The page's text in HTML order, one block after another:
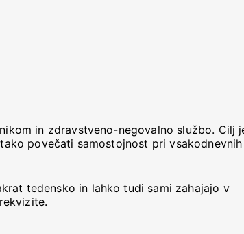
in zdravstveno-negovalno službo. Cilj
povečati samostojnost pri vsakodnevnih
tedensko in lahko tudi sami zahajajo v